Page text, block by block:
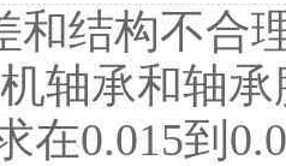
和结构不合
轴承和轴
在0.015到